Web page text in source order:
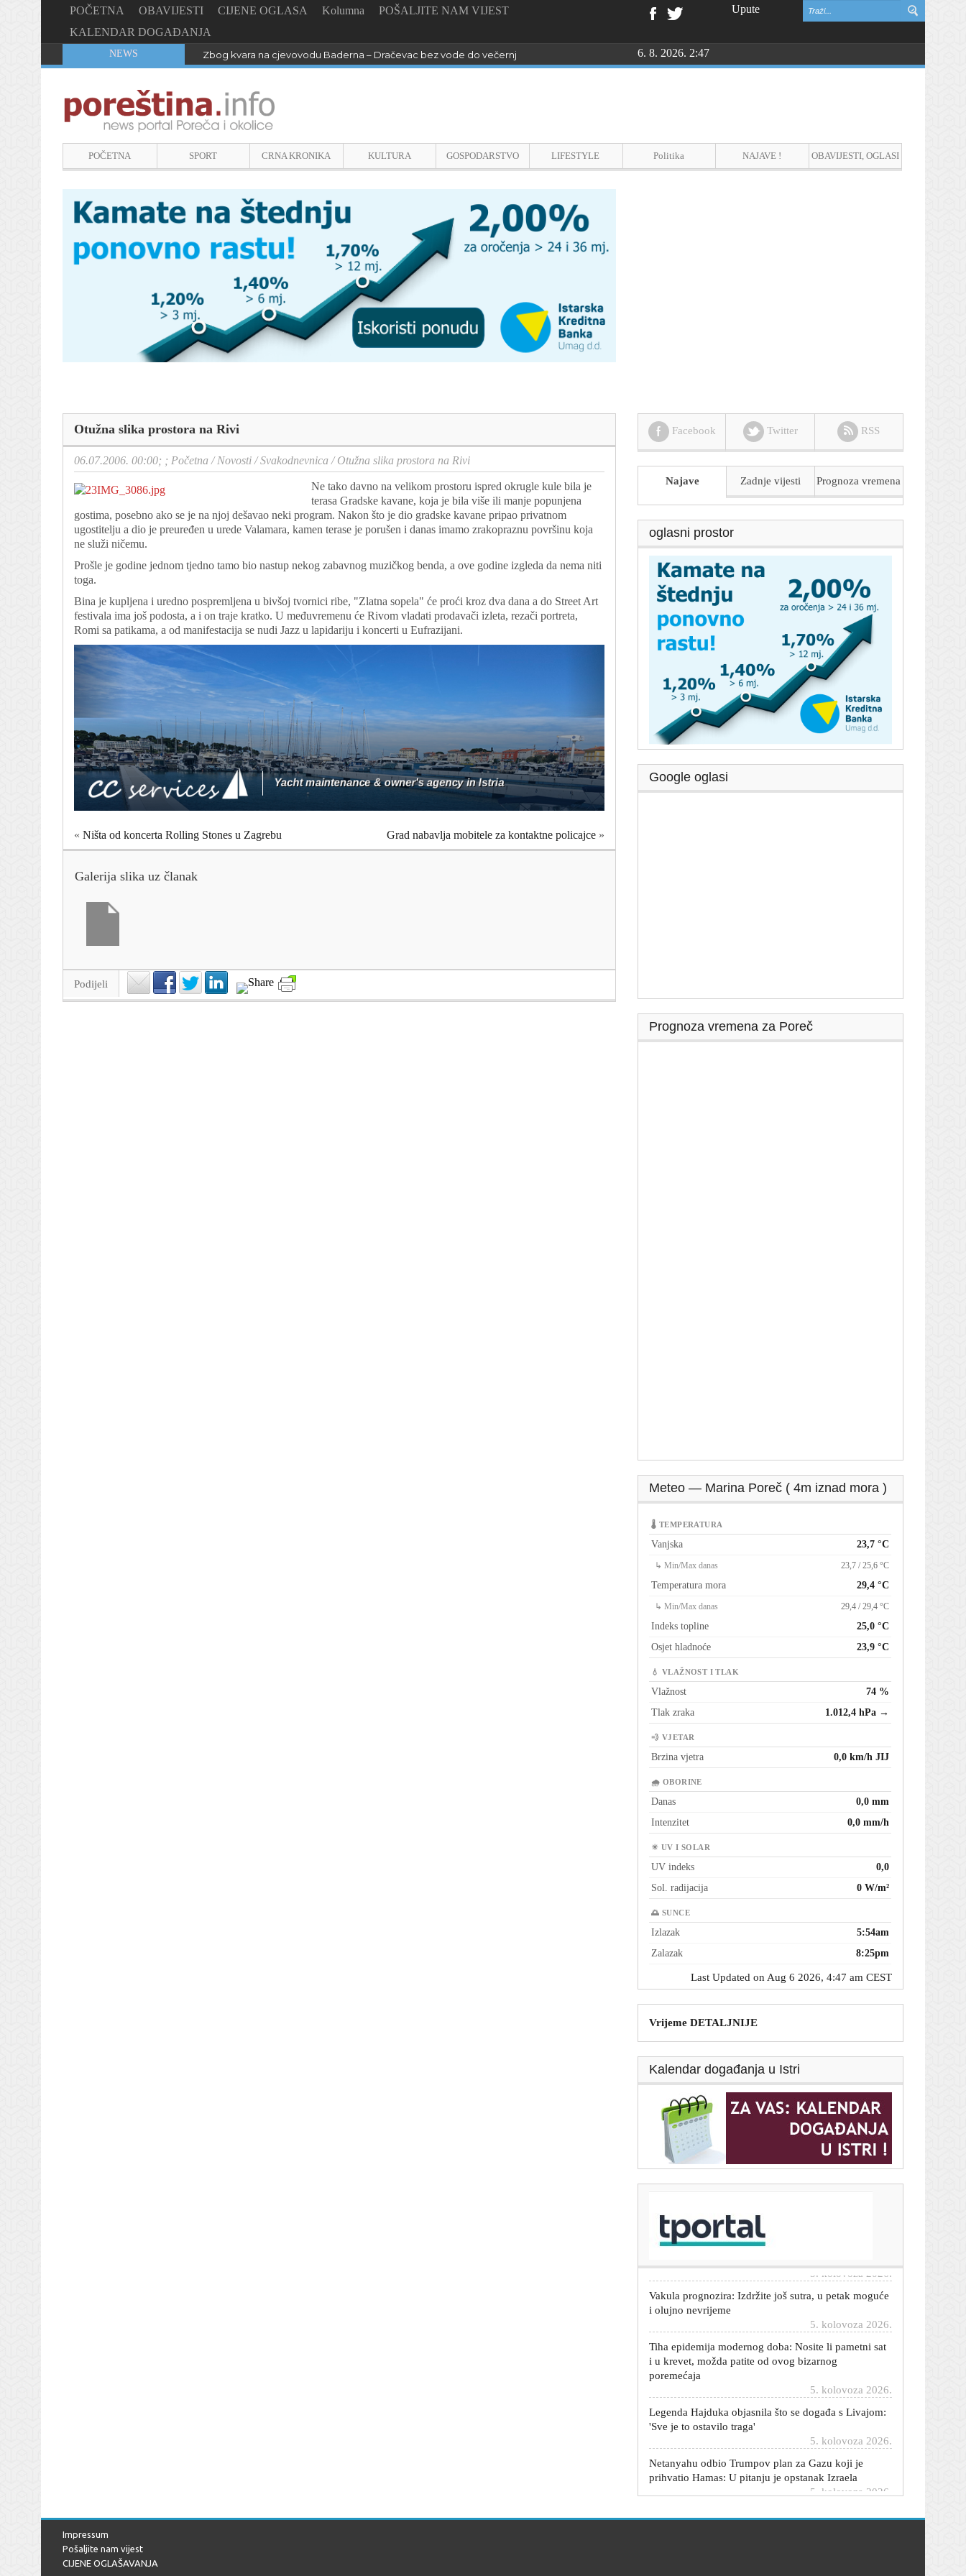
POČETNA OBAVIJESTI CIJENE OGLASA Kolumna
POŠALJITE NAM VIJEST
KALENDAR DOGAĐANJA
Upute
NEWS Zbog kvara na cjevovodu Baderna – Dračevac bez vode do večernjih sati ! 6. 8. 2026. 2:47
POČETNA SPORT CRNA KRONIKA KULTURA GOSPODARSTVO LIFESTYLE Politika NAJAVE ! OBAVIJESTI, OGLASI
Otužna slika prostora na Rivi
06.07.2006. 00:00; ; Početna /Novosti /Svakodnevnica /Otužna slika prostora na Rivi
Ne tako davno na velikom prostoru ispred okrugle kule bila je
terasa Gradske kavane, koja je bila više ili manje popunjena
gostima, posebno ako se je na njoj dešavao neki program. Nakon što je dio gradske kavane pripao privatnom
ugostitelju a dio je preuređen u urede Valamara, kamen terase je porušen i danas imamo zrakopraznu površinu koja
ne služi ničemu.
Prošle je godine jednom tjedno tamo bio nastup nekog zabavnog muzičkog benda, a ove godine izgleda da nema niti
toga.
Bina je kupljena i uredno pospremljena u bivšoj tvornici ribe, "Zlatna sopela" će proći kroz dva dana a do Street Art
festivala ima još podosta, a i on traje kratko. U međuvremenu će Rivom vladati prodavači izleta, rezači portreta,
Romi sa patikama, a od manifestacija se nudi Jazz u lapidariju i koncerti u Eufrazijani.
« Ništa od koncerta Rolling Stones u Zagrebu Grad nabavlja mobitele za kontaktne policajce »
Galerija slika uz članak
Podijeli
Facebook Twitter RSS
Najave Zadnje vijesti Prognoza vremena
oglasni prostor
Google oglasi
Prognoza vremena za Poreč
Meteo — Marina Poreč ( 4m iznad mora )
🌡 TEMPERATURA
Vanjska 23,7 °C
↳ Min/Max danas 23,7 / 25,6 °C
Temperatura mora 29,4 °C
↳ Min/Max danas 29,4 / 29,4 °C
Indeks topline
25,0 °C
Osjet hladnoće
23,9 °C
💧 VLAŽNOST I TLAK
Vlažnost
74 %
Tlak zraka
1.012,4 hPa →
💨 VJETAR
Brzina vjetra 0,0 km/h JIJ
🌧 OBORINE
Danas
0,0 mm
Intenzitet
0,0 mm/h
☀ UV I SOLAR
UV indeks
0,0
Sol. radijacija
0 W/m²
🌅 SUNCE
Izlazak
5:54am
Zalazak
8:25pm
Last Updated on Aug 6 2026, 4:47 am CEST
Vrijeme DETALJNIJE
Kalendar događanja u Istri
Dnevni horoskop za 6. kolovoza 2026. - što vam
zvijezde danas donose
Vakula prognozira: Izdržite još sutra, u petak moguće
5. kolovoza 2026.
Tiha epidemija modernog doba: Nosite li pametni sat
poremećaja
5. kolovoza 2026.
Legenda Hajduka objasnila što se događa s Livajom:
5. kolovoza 2026.
Netanyahu odbio Trumpov plan za Gazu koji je
5. kolovoza 2026.
Nijemce ozbiljno zabrinuo dron s bombom u
5. kolovoza 2026.
Impressum
Pošaljite nam vijest
CIJENE OGLAŠAVANJA